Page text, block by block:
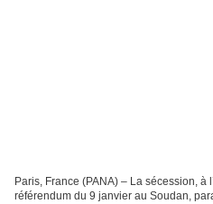
Paris, France (PANA) – La sécession, à
référendum du 9 janvier au Soudan,